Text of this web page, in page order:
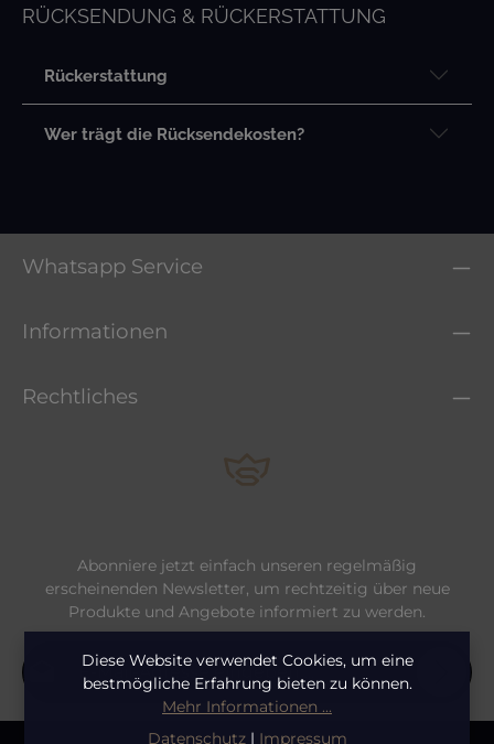
RÜCKSENDUNG & RÜCKERSTATTUNG
Rückerstattung
Wer trägt die Rücksendekosten?
Whatsapp Service
Informationen
Rechtliches
Abonniere jetzt einfach unseren regelmäßig
erscheinenden Newsletter, um rechtzeitig über neue
Produkte und Angebote informiert zu werden.
E-Mail-Adresse*
Datenschutz
Diese Website verwendet Cookies, um eine
bestmögliche Erfahrung bieten zu können.
Mehr Informationen ...
Datenschutz| Impressum